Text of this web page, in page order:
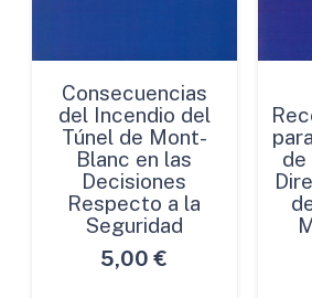
Consecuencias
del Incendio del
Túnel de Mont-
Blanc en las
Decisiones
Respecto a la
Seguridad
5,00 €
de